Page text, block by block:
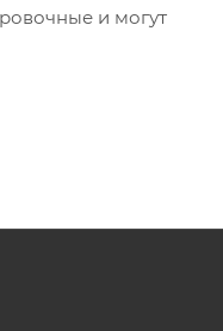
и могут